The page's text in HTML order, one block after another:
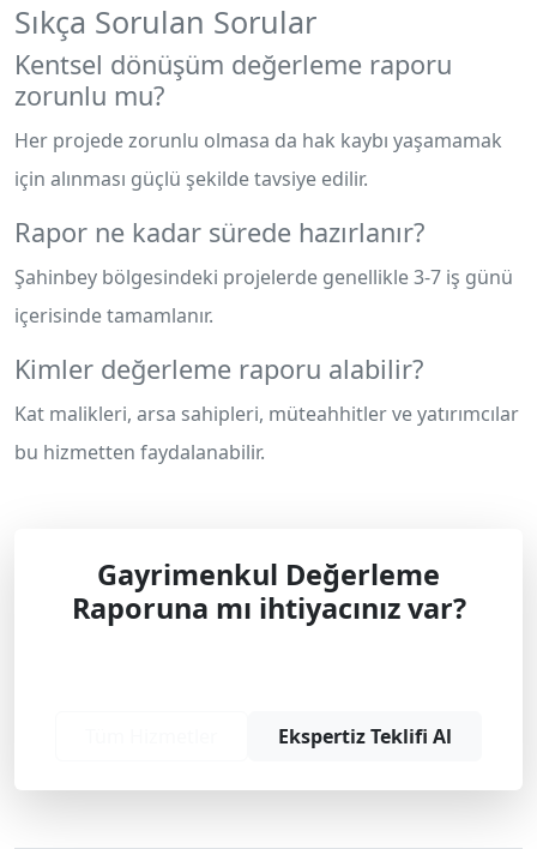
Sıkça Sorulan Sorular
Kentsel dönüşüm değerleme raporu
zorunlu mu?
Her projede zorunlu olmasa da hak kaybı yaşamamak
için alınması güçlü şekilde tavsiye edilir.
Rapor ne kadar sürede hazırlanır?
Şahinbey bölgesindeki projelerde genellikle 3-7 iş günü
içerisinde tamamlanır.
Kimler değerleme raporu alabilir?
Kat malikleri, arsa sahipleri, müteahhitler ve yatırımcılar
bu hizmetten faydalanabilir.
Gayrimenkul Değerleme
Raporuna mı ihtiyacınız var?
Ekspertiz Teklifi Al